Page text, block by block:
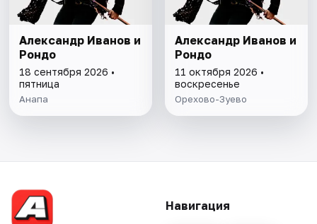
Александр Иванов и
Рондо
18 сентября 2026 •
пятница
Анапа
Александр Иванов и
Рондо
11 октября 2026 •
воскресенье
Орехово-Зуево
Навигация